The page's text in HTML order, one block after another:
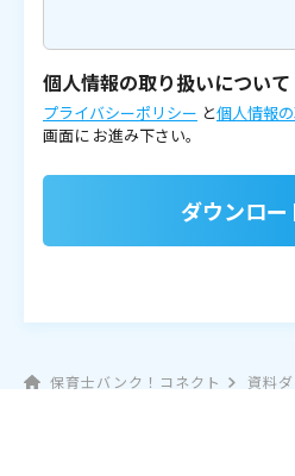
個人情報の取り扱いについて
プライバシーポリシー と個人情報
画面に お進み下さい。
ダウンロー
保育士バンク！コネクト 資料